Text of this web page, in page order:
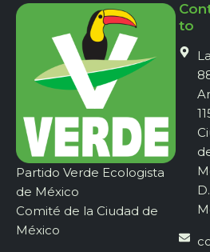
Partido Verde Ecologista
de México
Comité de la Ciudad de
México
to